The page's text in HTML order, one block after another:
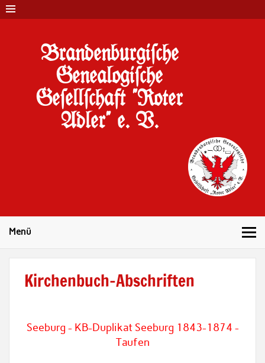
Brandenburgi#che
Genealogi#che
Ge#ell#chaft "Roter
Adler" e. V.
Menü
Kirchenbuch-Abschriften
Seeburg - KB-Duplikat Seeburg 1843-1874 -
Taufen